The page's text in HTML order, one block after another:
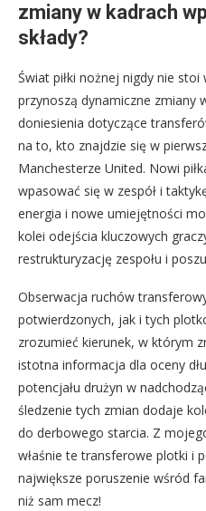
zmiany w kadrach
składy?
Świat piłki nożnej nigdy nie
przynoszą dynamiczne zmiany
doniesienia dotyczące
na to, kto znajdzie się w
Manchesterze United. Nowi
wpasować się w zespół i
energia i nowe umiejętności
kolei odejścia kluczowych
restrukturyzację zespołu i
Obserwacja ruchów
potwierdzonych, jak i tych
zrozumieć kierunek, w którym
istotna informacja dla oceny
potencjału drużyn w
śledzenie tych zmian dodaje
do derbowego starcia. Z
właśnie te transferowe plotki i
największe poruszenie wśród
niż sam mecz!